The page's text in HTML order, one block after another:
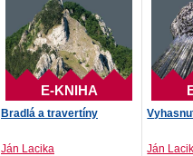
E-KNIHA
Bradlá a travertíny
Ján Lacika
Ján